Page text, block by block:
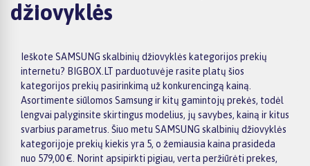
džiovyklės
Ieškote SAMSUNG skalbinių džiovyklės kategorijos prekių
internetu? BIGBOX.LT parduotuvėje rasite platų šios
kategorijos prekių pasirinkimą už konkurencingą kainą.
Asortimente siūlomos Samsung ir kitų gamintojų prekės, todėl
lengvai palyginsite skirtingus modelius, jų savybes, kainą ir kitus
svarbius parametrus. Šiuo metu SAMSUNG skalbinių džiovyklės
kategorijoje prekių kiekis yra 5, o žemiausia kaina prasideda
nuo 579,00 €. Norint apsipirkti pigiau, verta peržiūrėti prekes,